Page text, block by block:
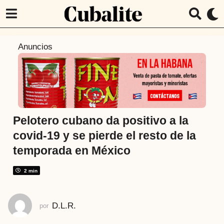
t
á
s
6
ñ
o
s
Anuncios
Pelotero cubano da positivo a la
covid-19 y se pierde el resto de la
temporada en México
2 min
por D.L.R.